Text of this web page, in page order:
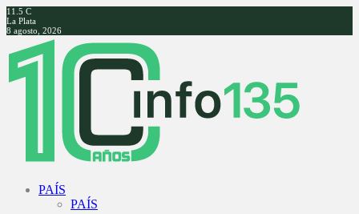
11.5 C
La Plata
8 agosto, 2026
Facebook
Twitter
Instagram
Youtube
PAÍS
PAÍS